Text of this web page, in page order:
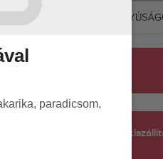
11:00-ig kerül
paradicsom,